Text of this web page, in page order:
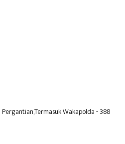
Wakapolda- 388